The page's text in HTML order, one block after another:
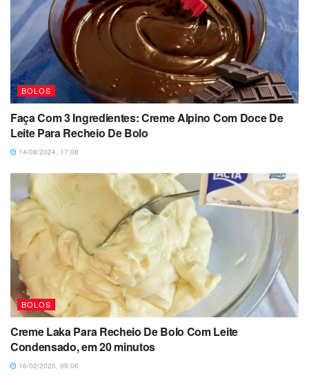
BOLOS
Faça Com 3 Ingredientes: Creme Alpino Com Doce De
Leite Para Recheio De Bolo
14/08/2024, 17:08
BOLOS
Creme Laka Para Recheio De Bolo Com Leite
Condensado, em 20 minutos
16/02/2025, 09:06